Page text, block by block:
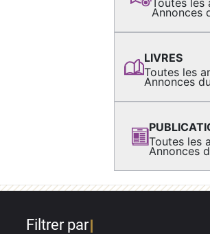
Toutes les
Annonces
LIVRES
Toutes les
Annonces
Toutes les
Annonces
Filtrer par